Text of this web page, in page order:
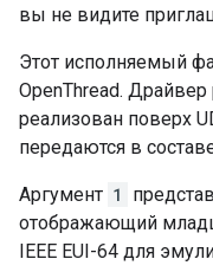
вы не видите
Этот исполняемый
OpenThread.
реализован поверх
передаются в
Аргумент 1
отображающий
IEEE EUI-64 для